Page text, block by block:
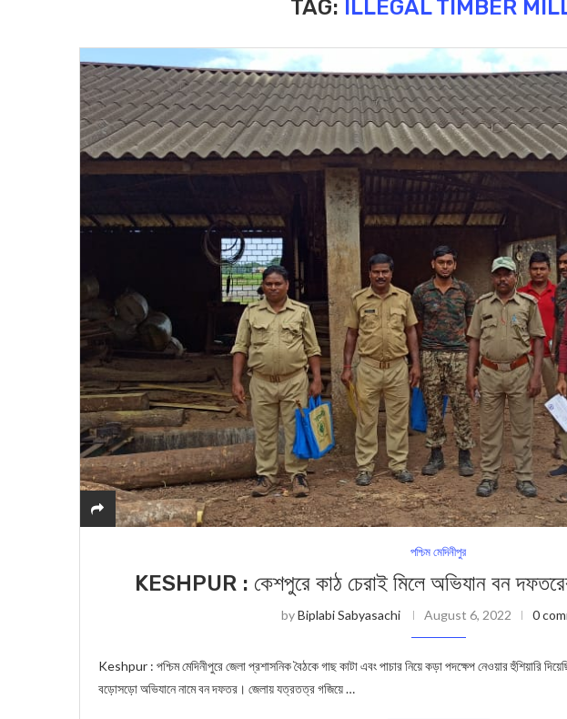
TAG: ILLEGAL TIMBER
পশ্চিম মেদিনীপুর
KESHPUR : কেশপুরে কাঠ চেরাই মিলে অভিযান বন
byBiplabi Sabyasachi August 6, 2022 0
Keshpur : পশ্চিম মেদিনীপুরে জেলা প্রশাসনিক বৈঠকে গাছ কাটা এবং পাচার নিয়ে কড়া পদক্ষেপ নেওয়ার হুঁশিয়ারি
বড়োসড়ো অভিযানে নামে বন দফতর। জেলায় যত্রতত্র গজিয়ে …